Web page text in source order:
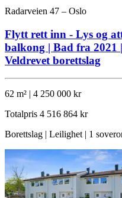
Radarveien 47 – Oslo
Flytt rett inn - Lys og
balkong | Bad fra 2021
Veldrevet borettslag
62 m² | 4 250 000 kr
Totalpris 4 516 864 kr
Borettslag | Leilighet | 1